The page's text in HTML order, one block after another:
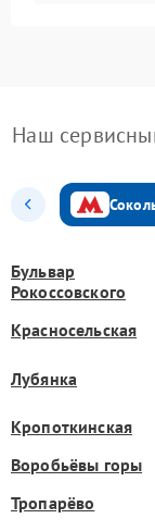
Наш
Бульвар
Рокоссовского
Красносельская
Лубянка
Кропоткинская
Воробьёвы горы
Тропарёво